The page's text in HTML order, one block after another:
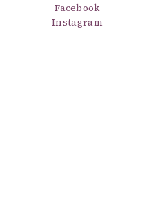
Facebook
Instagram